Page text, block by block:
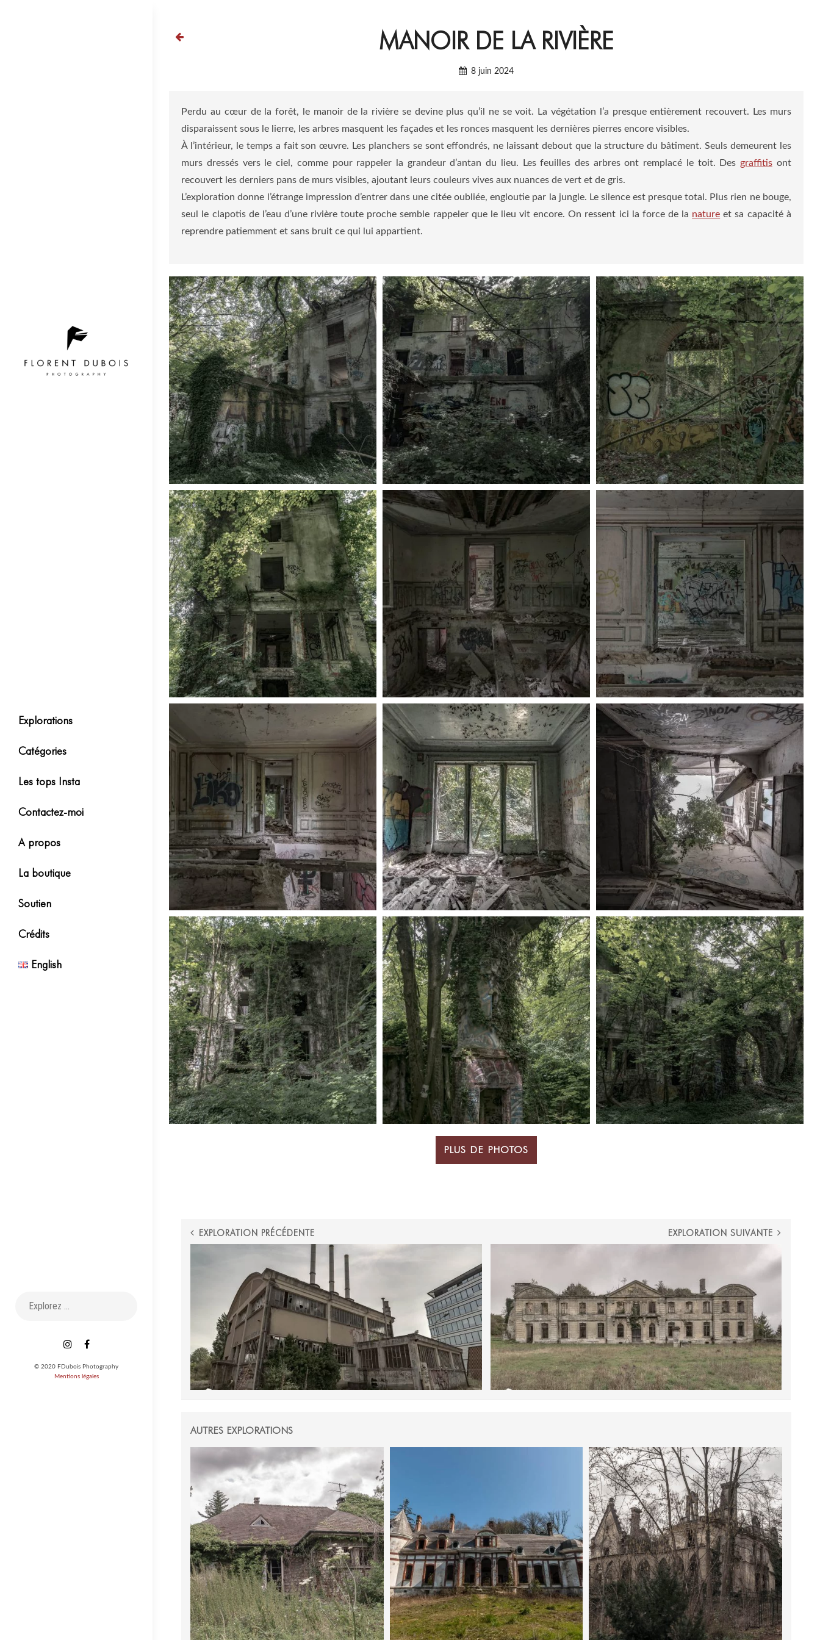
Explorations
Catégories
Les tops Insta
Contactez-moi
A propos
La boutique
Soutien
Crédits
English
Instagram
Facebook
© 2020 FDubois Photography
Mentions légales
MANOIR DE LA RIVIÈRE
8 juin 2024
Perdu au cœur de la forêt, le manoir de la rivière se devine plus qu’il ne se voit. La végétation l’a presque entièrement recouvert. Les murs
disparaissent sous le lierre, les arbres masquent les façades et les ronces masquent les dernières pierres encore visibles.
À l’intérieur, le temps a fait son œuvre. Les planchers se sont effondrés, ne laissant debout que la structure du bâtiment. Seuls demeurent les
murs dressés vers le ciel, comme pour rappeler la grandeur d’antan du lieu. Les feuilles des arbres ont remplacé le toit. Des graffitisont
recouvert les derniers pans de murs visibles, ajoutant leurs couleurs vives aux nuances de vert et de gris.
L’exploration donne l’étrange impression d’entrer dans une citée oubliée, engloutie par la jungle. Le silence est presque total. Plus rien ne bouge,
seul le clapotis de l’eau d’une rivière toute proche semble rappeler que le lieu vit encore. On ressent ici la force de la nature et sa capacité à
reprendre patiemment et sans bruit ce qui lui appartient.
PLUS DE PHOTOS
POST
NAVIGATION
EXPLORATION PRÉCÉDENTE EXPLORATION SUIVANTE
AUTRES EXPLORATIONS
30 JUILLET 2017 31 MARS 2019 10 JANVIER 2019